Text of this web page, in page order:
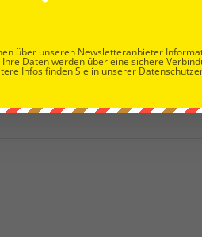
über unseren Newsletteranbieter
Daten werden über eine sichere
Infos finden Sie in unserer